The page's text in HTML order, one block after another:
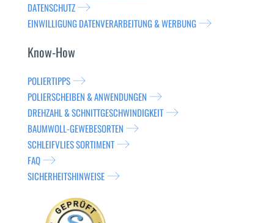
DATENSCHUTZ
EINWILLIGUNG DATENVERARBEITUNG & WERBUNG
Know-How
POLIERTIPPS
POLIERSCHEIBEN & ANWENDUNGEN
DREHZAHL & SCHNITTGESCHWINDIGKEIT
BAUMWOLL-GEWEBESORTEN
SCHLEIFVLIES SORTIMENT
FAQ
SICHERHEITSHINWEISE